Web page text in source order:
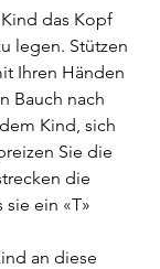
das Kopf
legen. Stützen
Ihren Händen
Bauch nach
Kind, sich
Sie die
die
sie ein «T»
an diese